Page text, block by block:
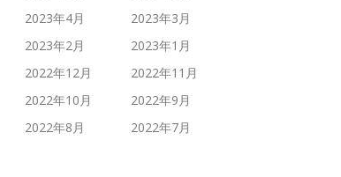
2023年4月
2023年3月
2023年2月
2023年1月
2022年12月
2022年11月
2022年10月
2022年9月
2022年8月
2022年7月